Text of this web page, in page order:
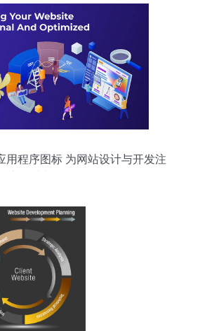
用程序图标 为网站设计与开发注